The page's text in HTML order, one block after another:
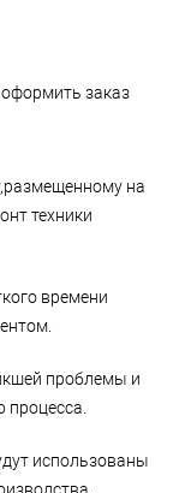
заказ
на
техники
времени
проблемы и
процесса.
использованы